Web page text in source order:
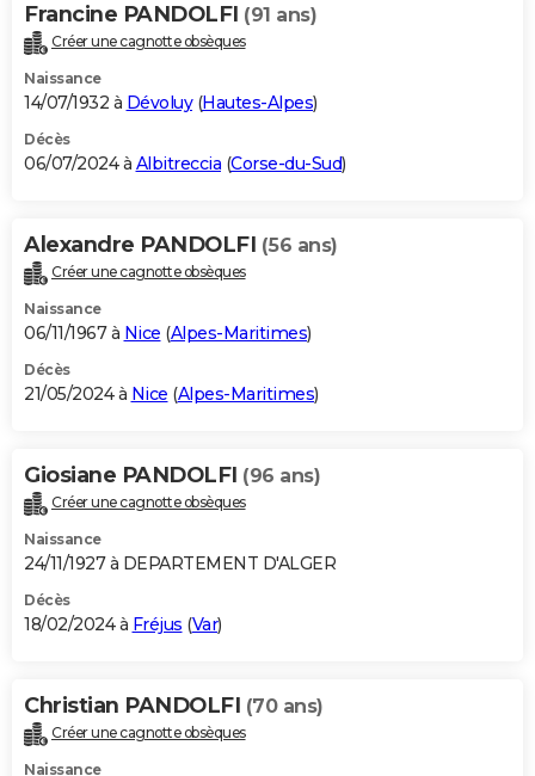
Francine PANDOLFI (91 ans)
Créer une cagnotte obsèques
Naissance
14/07/1932 à Dévoluy(Hautes-Alpes)
Décès
06/07/2024 à Albitreccia (Corse-du-Sud)
Alexandre PANDOLFI (56 ans)
Créer une cagnotte obsèques
Naissance
06/11/1967 à Nice (Alpes-Maritimes)
Décès
21/05/2024 à Nice (Alpes-Maritimes)
Giosiane PANDOLFI (96 ans)
Créer une cagnotte obsèques
Naissance
24/11/1927 à DEPARTEMENT D'ALGER
Décès
18/02/2024 à Fréjus (Var)
Christian PANDOLFI (70 ans)
Créer une cagnotte obsèques
Naissance